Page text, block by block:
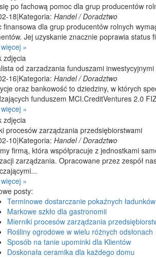
po fachową pomoc dla grup producentów
18|Kategoria: Handel / Doradztwo
finansowa dla grup producentów rolnych
Jej uzyskanie znacznie poprawia
»
od zarzadzania funduszami inwestycyjnymi
16|Kategoria: Handel / Doradztwo
oraz bankowość to dziedziny, w których
funduszem MCI.CreditVentures 2.0
»
procesów zarządzania przedsiębiorstwami
10|Kategoria: Handel / Doradztwo
firmą, która współpracuje z jednostkami
zarządzania. Opracowane przez zespół
»
posty:
Terminowe dostarczanie pokaźnych ładunków
Markowe szkło dla gastronomii
Mierniki procesów zarządzania
Rośliny ogrodowe w wielu różnych odsłonach
Sposób na tanie upominki dla Klientów
Doskonała ceramika dla każdego domu